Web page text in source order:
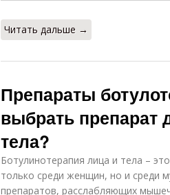
Читать дальше →
Препараты
выбрать препарат
тела?
Ботулинотерапия лица и тела –
только среди женщин, но и среди
препаратов, расслабляющих